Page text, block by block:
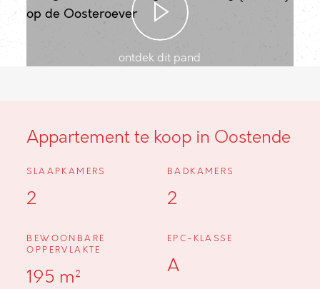
ontdek dit pand
Appartement te koop in Oostende
SLAAPKAMERS
2
BADKAMERS
2
BEWOONBARE
OPPERVLAKTE
195 m²
EPC-KLASSE
A